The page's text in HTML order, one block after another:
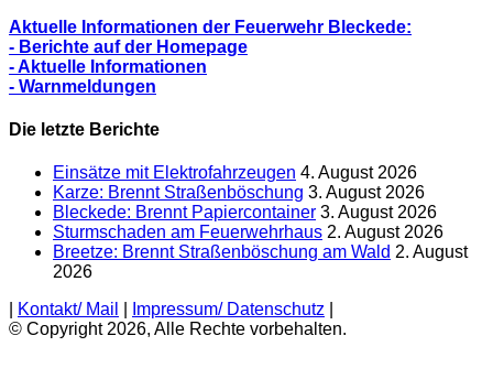
Aktuelle Informationen der Feuerwehr Bleckede:
- Berichte auf der Homepage
- Aktuelle Informationen
- Warnmeldungen
Die letzte Berichte
Einsätze mit Elektrofahrzeugen 4. August 2026
Karze: Brennt Straßenböschung 3. August 2026
Bleckede: Brennt Papiercontainer 3. August 2026
Sturmschaden am Feuerwehrhaus 2. August 2026
Breetze: Brennt Straßenböschung am Wald 2. August
2026
Kontakt/ Mail Impressum/ Datenschutz
© Copyright 2026, Alle Rechte vorbehalten.